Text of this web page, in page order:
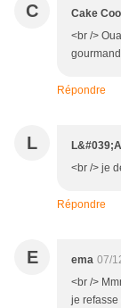
C Cake
<br />
Répondre
L
<br /> je
Répondre
E ema 07/
<br />
je